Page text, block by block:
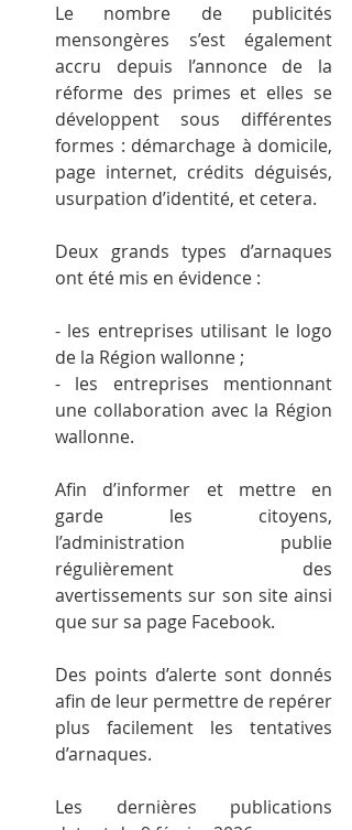
Le nombre de publicités
mensongères s’est également
accru depuis l’annonce de la
réforme des primes et elles se
développent sous différentes
formes : démarchage à domicile,
page internet, crédits déguisés,
usurpation d’identité, et cetera.
Deux grands types d’arnaques
ont été mis en évidence :
- les entreprises utilisant le logo
de la Région wallonne ;
- les entreprises mentionnant
une collaboration avec la Région
wallonne.
Afin d’informer et mettre en
garde les citoyens,
l’administration publie
régulièrement des
avertissements sur son site ainsi
que sur sa page Facebook.
Des points d’alerte sont donnés
afin de leur permettre de repérer
plus facilement les tentatives
d’arnaques.
Les dernières publications